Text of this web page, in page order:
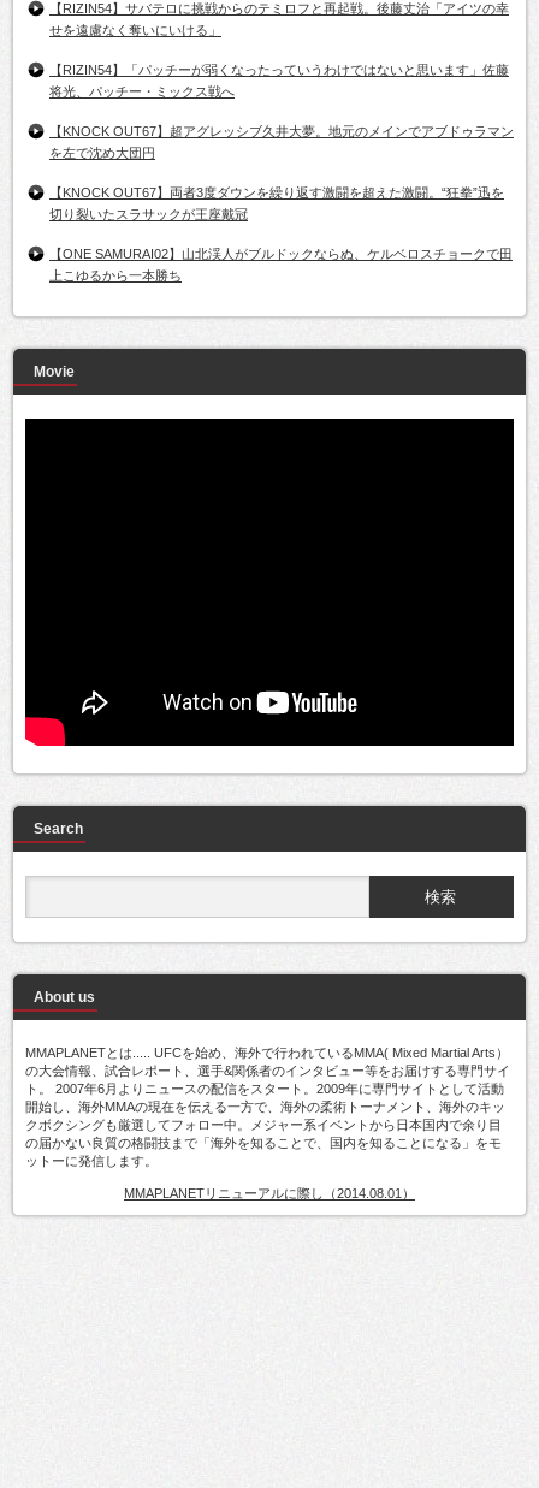
【RIZIN54】サバテロに挑戦からのテミロフと再起戦。後藤丈治「アイツの幸
せを遠慮なく奪いにいける」
【RIZIN54】「パッチーが弱くなったっていうわけではないと思います」佐藤
将光、パッチー・ミックス戦へ
【KNOCK OUT67】超アグレッシブ久井大夢。地元のメインでアブドゥラマン
を左で沈め大団円
【KNOCK OUT67】両者3度ダウンを繰り返す激闘を超えた激闘。“狂拳”迅を
切り裂いたスラサックが王座戴冠
【ONE SAMURAI02】山北渓人がブルドックならぬ、ケルベロスチョークで田
上こゆるから一本勝ち
Movie
Search
About us
MMAPLANETとは..... UFCを始め、海外で行われているMMA( Mixed Martial Arts）
の大会情報、試合レポート、選手&関係者のインタビュー等をお届けする専門サイ
ト。 2007年6月よりニュースの配信をスタート。2009年に専門サイトとして活動
開始し、海外MMAの現在を伝える一方で、海外の柔術トーナメント、海外のキッ
クボクシングも厳選してフォロー中。メジャー系イベントから日本国内で余り目
の届かない良質の格闘技まで「海外を知ることで、国内を知ることになる」をモ
ットーに発信します。
MMAPLANETリニューアルに際し（2014.08.01）